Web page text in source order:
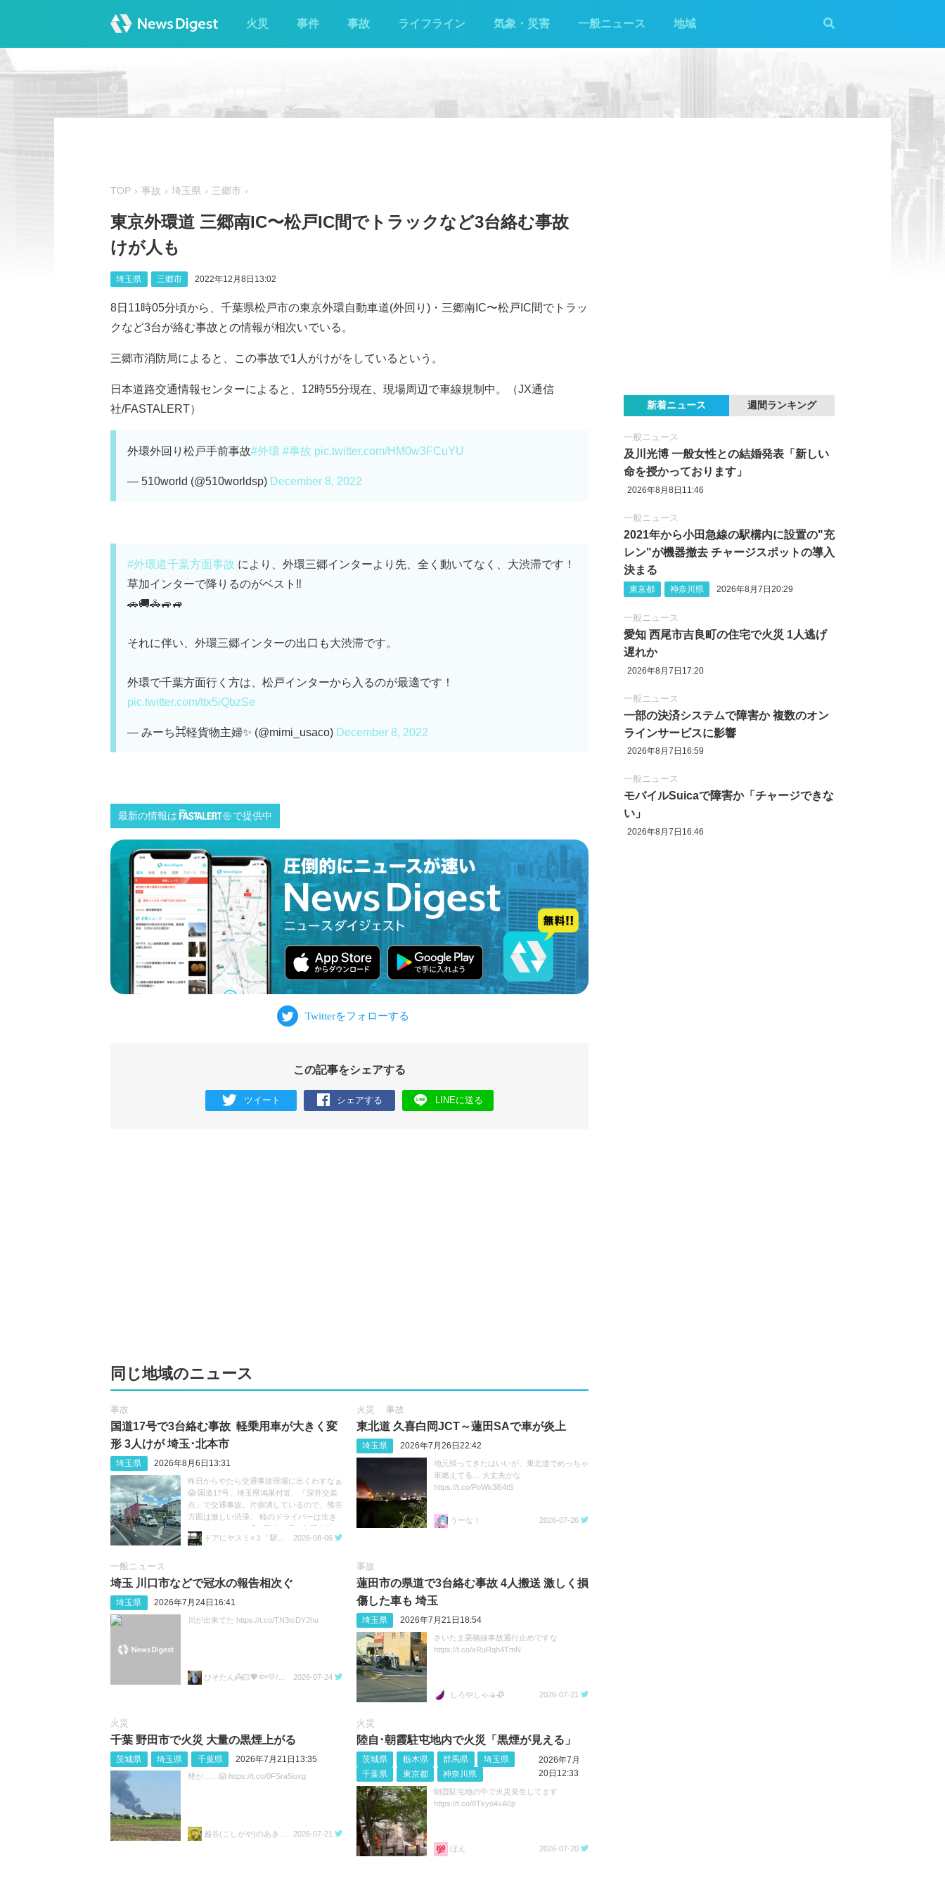
火災 事件 事故 ライフライン 気象・災害 一般ニュース 地域
TOP 事故 埼玉県 三郷市
東京外環道 三郷南IC〜松戸IC間でトラックなど3台絡む事故
けが人も
埼玉県 三郷市 2022年12月8日13:02
8日11時05分頃から、千葉県松戸市の東京外環自動車道(外回り)・三郷南IC〜松戸IC間でトラッ
クなど3台が絡む事故との情報が相次いでいる。
三郷市消防局によると、この事故で1人がけがをしているという。
日本道路交通情報センターによると、12時55分現在、現場周辺で車線規制中。（JX通信
社/FASTALERT）
外環外回り松戸手前事故#外環 #事故 pic.twitter.com/HM0w3FCuYU
— 510world (@510worldsp) December 8, 2022
#外環道千葉方面事故 により、外環三郷インターより先、全く動いてなく、大渋滞です！
草加インターで降りるのがベスト‼️
🚗🚚🚓🚙🚙
それに伴い、外環三郷インターの出口も大渋滞です。
外環で千葉方面行く方は、松戸インターから入るのが最適です！
pic.twitter.com/ttx5iQbzSe
— みーち⌘軽貨物主婦✨ (@mimi_usaco) December 8, 2022
最新の情報は で提供中
この記事をシェアする
ツイート シェアする LINEに送る
同じ地域のニュース
事故
国道17号で3台絡む事故 軽乗用車が大きく変
形 3人けが 埼玉･北本市
埼玉県 2026年8月6日13:31
昨日からやたら交通事故現場に出くわすなぁ
😱 国道17号、埼玉県鴻巣付近、「深井交差
点」で交通事故。片側潰しているので、熊谷
方面は激しい渋滞。 軽のドライバーは生き
ているのだろうか😓 #国道17号 #交通事故 #
渋滞 https://t.co/sGeXdbCMfk
2026-08-06
火災 事故
東北道 久喜白岡JCT～蓮田SAで車が炎上
埼玉県 2026年7月26日22:42
地元帰ってきたはいいが、東北道でめっちゃ
車燃えてる… 大丈夫かな
https://t.co/PoWk3i54tS
うーな！ 2026-07-26
一般ニュース
埼玉 川口市などで冠水の報告相次ぐ
埼玉県 2026年7月24日16:41
川が出来てた https://t.co/TN3tcDYJhu
2026-07-24
事故
蓮田市の県道で3台絡む事故 4人搬送 激しく損
傷した車も 埼玉
埼玉県 2026年7月21日18:54
さいたま栗橋線事故通行止めですな
https://t.co/xRuRqh4TmN
しろやしゃ🍙🥀 2026-07-21
火災
千葉 野田市で火災 大量の黒煙上がる
茨城県 埼玉県 千葉県 2026年7月21日13:35
煙が……😱 https://t.co/0FSra5loxg
2026-07-21
火災
陸自･朝霞駐屯地内で火災「黒煙が見える」
茨城県 栃木県 群馬県
埼玉県
千葉県
東京都 神奈川県
2026年7月
20日12:33
朝霞駐屯地の中で火災発生してます
https://t.co/8Tkyo4vA0p
ぼえ 2026-07-20
新着ニュース 週間ランキング
一般ニュース
及川光博 一般女性との結婚発表「新しい
命を授かっております」
2026年8月8日11:46
一般ニュース
2021年から小田急線の駅構内に設置の"充
レン"が機器撤去 チャージスポットの導入
決まる
東京都 神奈川県 2026年8月7日20:29
一般ニュース
愛知 西尾市吉良町の住宅で火災 1人逃げ
遅れか
2026年8月7日17:20
一般ニュース
一部の決済システムで障害か 複数のオン
ラインサービスに影響
2026年8月7日16:59
一般ニュース
モバイルSuicaで障害か「チャージできな
い」
2026年8月7日16:46